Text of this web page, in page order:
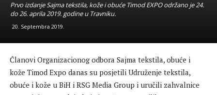
Prvo izdanje Sajma tekstila, kože i obuće Timod EXPO održano je 24.
do 26. aprila 2019. godine u Travniku.
20. Septembra 2019.
Članovi Organizacionog odbora Sajma tekstila, obuće i
kože Timod Expo danas su posjetili Udruženje tekstila,
obuće i kože u BiH i RSG Media Group i uručili zahvalnice